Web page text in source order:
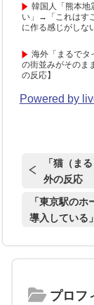
韓国人「熊本地
い」→「これはす
に作る感じがしな
海外「まるで
の街並みがそのま
の反応】
Powered by
「猫（ま
外の反応
「東京駅の
導入している
プロフ